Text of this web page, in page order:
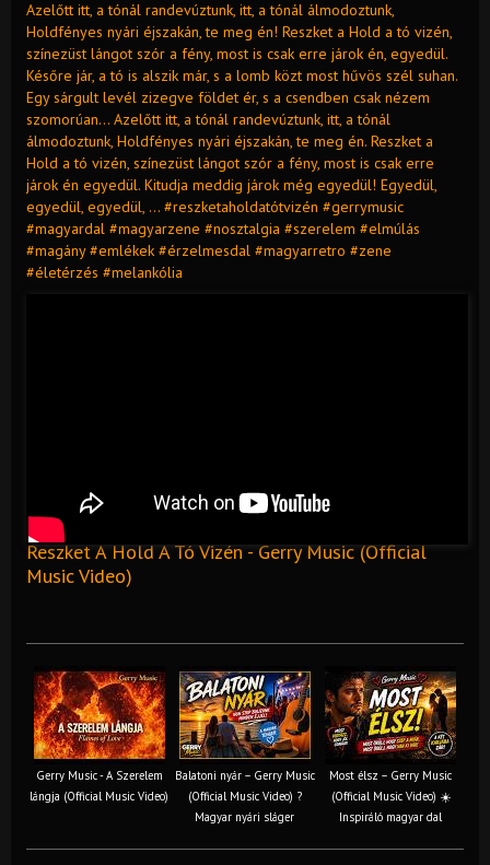
Azelőtt itt, a tónál randevúztunk, itt, a tónál álmodoztunk,
Holdfényes nyári éjszakán, te meg én! Reszket a Hold a tó vizén,
színezüst lángot szór a fény, most is csak erre járok én, egyedül.
Későre jár, a tó is alszik már, s a lomb közt most hűvös szél suhan.
Egy sárgult levél zizegve földet ér, s a csendben csak nézem
szomorúan... Azelőtt itt, a tónál randevúztunk, itt, a tónál
álmodoztunk, Holdfényes nyári éjszakán, te meg én. Reszket a
Hold a tó vizén, színezüst lángot szór a fény, most is csak erre
járok én egyedül. Kitudja meddig járok még egyedül! Egyedül,
egyedül, egyedül, ... #reszketaholdatótvizén #gerrymusic
#magyardal #magyarzene #nosztalgia #szerelem #elmúlás
#magány #emlékek #érzelmesdal #magyarretro #zene
#életérzés #melankólia
Reszket A Hold A Tó Vizén - Gerry Music (Official
Music Video)
Gerry Music - A Szerelem
lángja (Official Music Video)
Balatoni nyár – Gerry Music
(Official Music Video) ?
Magyar nyári sláger
Most élsz – Gerry Music
(Official Music Video) ☀️
Inspiráló magyar dal